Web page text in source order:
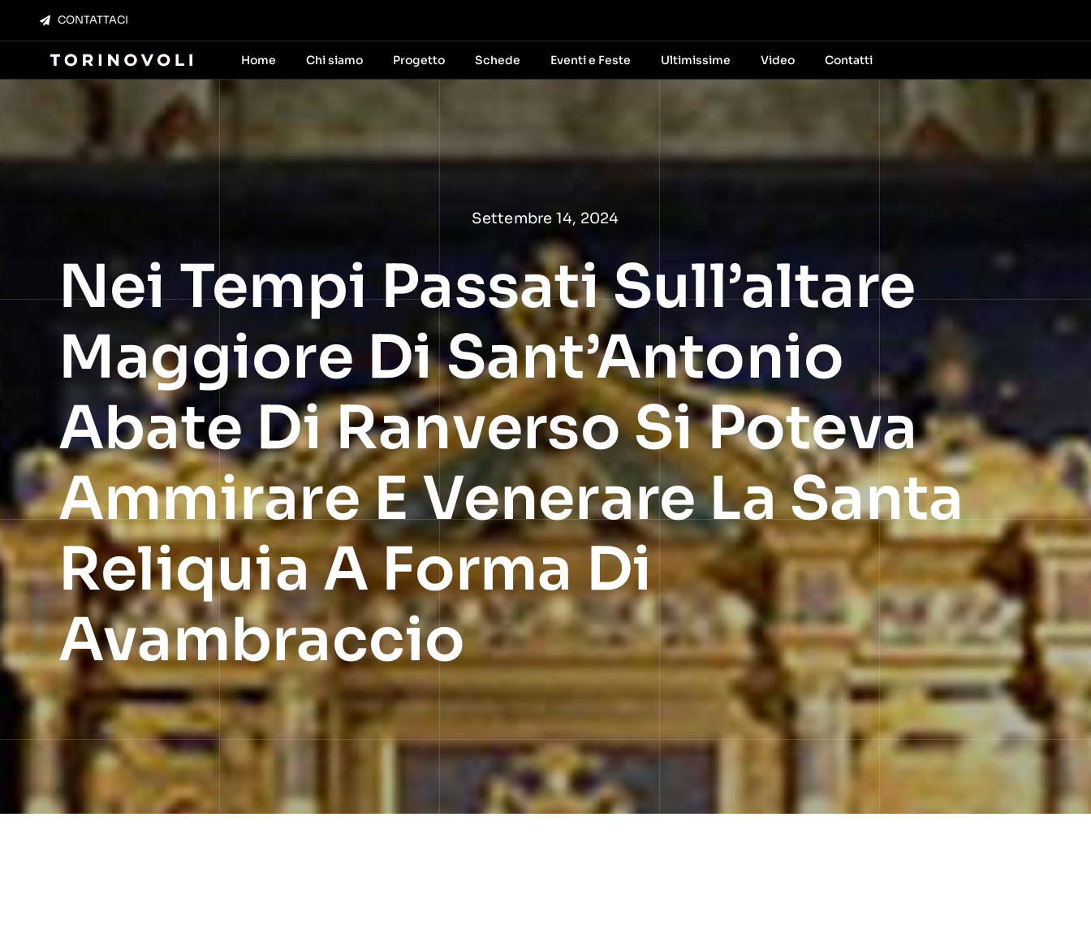
contenuto
CONTATTACI
Home Chi siamo Progetto Schede Eventi e Feste Ultimissime Video Contatti
Settembre 14, 2024
Nei Tempi Passati Sull’altare
Maggiore Di Sant’Antonio
Abate Di Ranverso Si Poteva
Ammirare E Venerare La Santa
Reliquia A Forma Di
Avambraccio